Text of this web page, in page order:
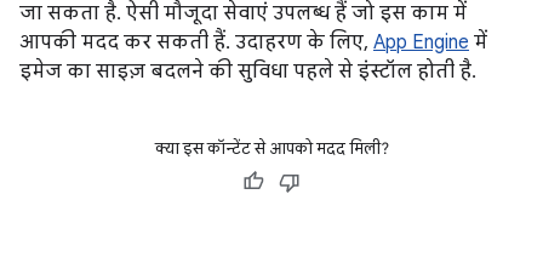
जा सकता है. ऐसी मौजूदा सेवाएं उपलब्ध हैं जो इस काम में
आपकी मदद कर सकती हैं. उदाहरण के लिए, App Engine में
इमेज का साइज़ बदलने की सुविधा पहले से इंस्टॉल होती है.
क्या इस कॉन्टेंट से आपको मदद मिली?